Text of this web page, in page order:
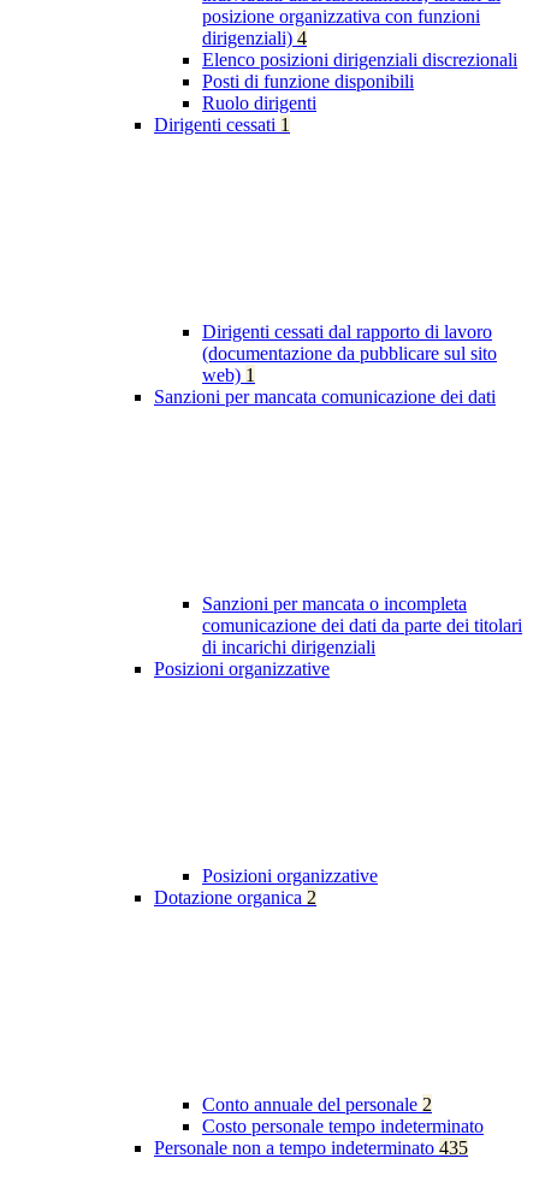
posizione organizzativa con funzioni
dirigenziali) 4
Elenco posizioni dirigenziali discrezionali
Posti di funzione disponibili
Ruolo dirigenti
Dirigenti cessati 1
Dirigenti cessati dal rapporto di lavoro
(documentazione da pubblicare sul sito
web) 1
Sanzioni per mancata comunicazione dei dati
Sanzioni per mancata o incompleta
comunicazione dei dati da parte dei titolari
di incarichi dirigenziali
Posizioni organizzative
Posizioni organizzative
Dotazione organica 2
Conto annuale del personale 2
Costo personale tempo indeterminato
Personale non a tempo indeterminato 435